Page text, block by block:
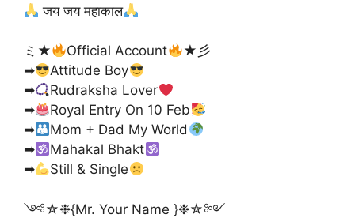
जय जय महाकाल
ミ★ Official Account
★彡
➡
Attitude Boy
➡
Rudraksha Lover
➡
Royal Entry On 10 Feb
➡
Mom + Dad My World
➡
Mahakal Bhakt
➡
Still & Single
༺☆❉{Mr. Your Name }❉☆༻